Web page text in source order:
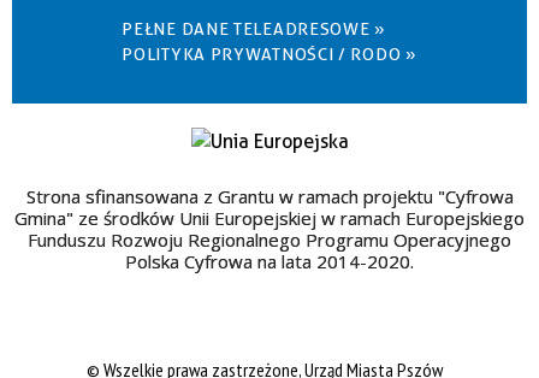
PEŁNE DANE TELEADRESOWE »
POLITYKA PRYWATNOŚCI / RODO »
Strona sfinansowana z Grantu w ramach projektu "Cyfrowa
Gmina" ze środków Unii Europejskiej w ramach Europejskiego
Funduszu Rozwoju Regionalnego Programu Operacyjnego
Polska Cyfrowa na lata 2014-2020.
© Wszelkie prawa zastrzeżone, Urząd Miasta Pszów